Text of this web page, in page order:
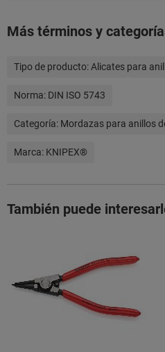
Más términos y
Tipo de producto: Alicates para
Norma: DIN ISO 5743
Categoría: Mordazas para anillos
Marca: KNIPEX®
También puede